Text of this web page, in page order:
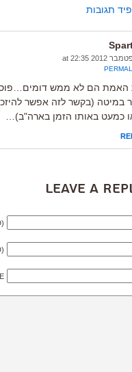
פיד תגובות
האמת הם לא ממש
במיטה (בקשר לזה אפשר
כמעט באותו הזמן בארה"ב)…
Leave a